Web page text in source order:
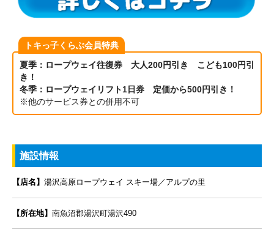
トキっ子くらぶ会員特典
夏季：ロープウェイ往復券 大人200円引き こども100円引
き！
冬季：ロープウェイリフト1日券 定価から500円引き！
※他のサービス券との併用不可
施設情報
【店名】 湯沢高原ロープウェイ スキー場／アルプの里
【所在地】 南魚沼郡湯沢町湯沢490